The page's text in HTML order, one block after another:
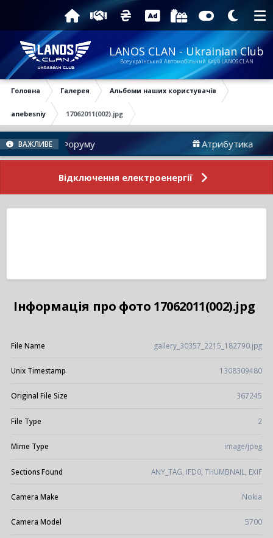
LANOS CLAN - Ukrainian Club
Всеукраїнський Автомобільний Клуб LANOS CLAN
Головна Галерея Альбоми наших користувачів
anebesniy 17062011(002).jpg
ВАЖЛИВЕ
Новини Форуму Атрибутика
Відключення електроенергії
Інформація про фото 17062011(002).jpg
File Name gallery_30357_2215_182790.jpg
Unix Timestamp 1308309480
Original File Size 367245
File Type 2
Mime Type image/jpeg
Sections Found ANY_TAG, IFD0, THUMBNAIL, EXIF
Camera Make Nokia
Camera Model 5700